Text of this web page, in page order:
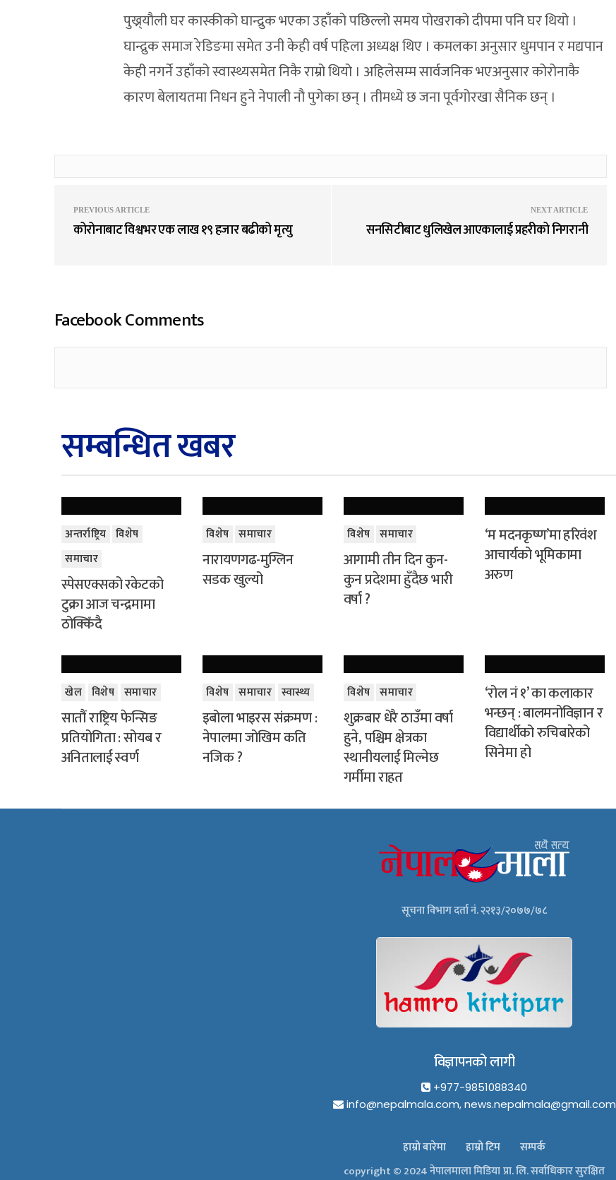
पुख्र्यौली घर कास्कीको घान्द्रुक भएका उहाँको पछिल्लो समय पोखराको दीपमा पनि घर थियो ।
घान्द्रुक समाज रेडिङमा समेत उनी केही वर्ष पहिला अध्यक्ष थिए । कमलका अनुसार धुमपान र मद्यपान
केही नगर्ने उहाँको स्वास्थ्यसमेत निकै राम्रो थियो । अहिलेसम्म सार्वजनिक भएअनुसार कोरोनाकै
कारण बेलायतमा निधन हुने नेपाली नौ पुगेका छन् । तीमध्ये छ जना पूर्वगोरखा सैनिक छन् ।
PREVIOUS ARTICLE
कोरोनाबाट विश्वभर एक लाख १९ हजार बढीको मृत्यु
NEXT ARTICLE
सनसिटीबाट धुलिखेल आएकालाई प्रहरीको निगरानी
Facebook Comments
सम्बन्धित खबर
अन्तर्राष्ट्रिय विशेष
समाचार
स्पेसएक्सको रकेटको
टुक्रा आज चन्द्रमामा
ठोक्किँदै
विशेष समाचार
नारायणगढ-मुग्लिन
सडक खुल्यो
विशेष समाचार
आगामी तीन दिन कुन-
कुन प्रदेशमा हुँदैछ भारी
वर्षा ?
‘म मदनकृष्ण’मा हरिवंश
आचार्यको भूमिकामा
अरुण
खेल विशेष समाचार
सातौं राष्ट्रिय फेन्सिङ
प्रतियोगिता : सोयब र
अनितालाई स्वर्ण
विशेष समाचार स्वास्थ्य
इबोला भाइरस संक्रमण :
नेपालमा जोखिम कति
नजिक ?
विशेष समाचार
शुक्रबार धेरै ठाउँमा वर्षा
हुने, पश्चिम क्षेत्रका
स्थानीयलाई मिल्नेछ
गर्मीमा राहत
‘रोल नं १’ का कलाकार
भन्छन् : बालमनोविज्ञान र
विद्यार्थीको रुचिबारेको
सिनेमा हो
सूचना विभाग दर्ता नं. २२१३/२०७७/७८
विज्ञापनको लागी
+977-9851088340
info@nepalmala.com, news.nepalmala@gmail.com
हाम्रो बारेमा हाम्रो टिम
सम्पर्क
copyright © 2024 नेपालमाला मिडिया प्रा. लि. सर्वाधिकार सुरक्षित